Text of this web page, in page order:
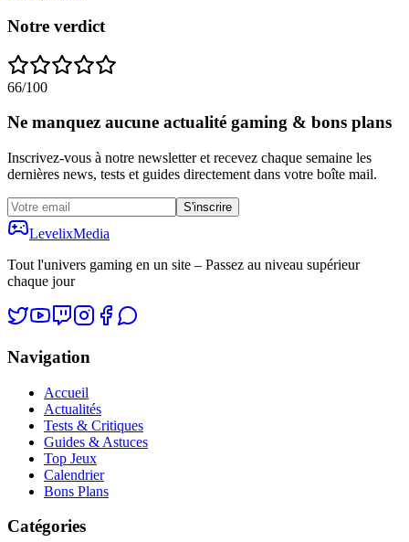
Notre verdict
66/100
Ne manquez aucune actualité gaming & bons plans
Inscrivez-vous à notre newsletter et recevez chaque semaine les
dernières news, tests et guides directement dans votre boîte mail.
S'inscrire
LevelixMedia
Tout l'univers gaming en un site – Passez au niveau supérieur
chaque jour
Navigation
Accueil
Actualités
Tests & Critiques
Guides & Astuces
Top Jeux
Calendrier
Bons Plans
Catégories